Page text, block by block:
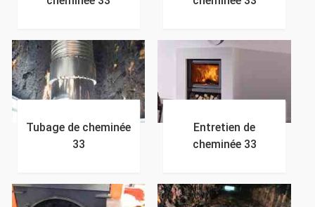
Tubage de cheminée
33
Entretien de
cheminée 33